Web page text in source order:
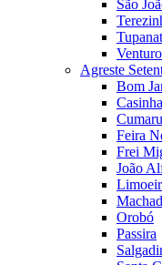
São
Agreste
Bom
Cumaru
Feira
Frei
João
Orobó
Passira